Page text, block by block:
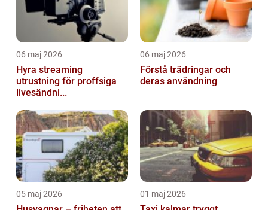
06 maj 2026
Hyra streaming
utrustning för proffsiga
livesändni...
06 maj 2026
Förstå trädringar och
deras användning
05 maj 2026 01 maj 2026